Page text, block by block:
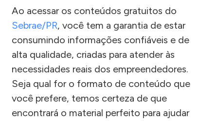
Ao acessar os conteúdos gratuitos do
Sebrae/PR, você tem a garantia de estar
consumindo informações confiáveis e de
alta qualidade, criadas para atender às
necessidades reais dos empreendedores.
Seja qual for o formato de conteúdo que
você prefere, temos certeza de que
encontrará o material perfeito para ajudar